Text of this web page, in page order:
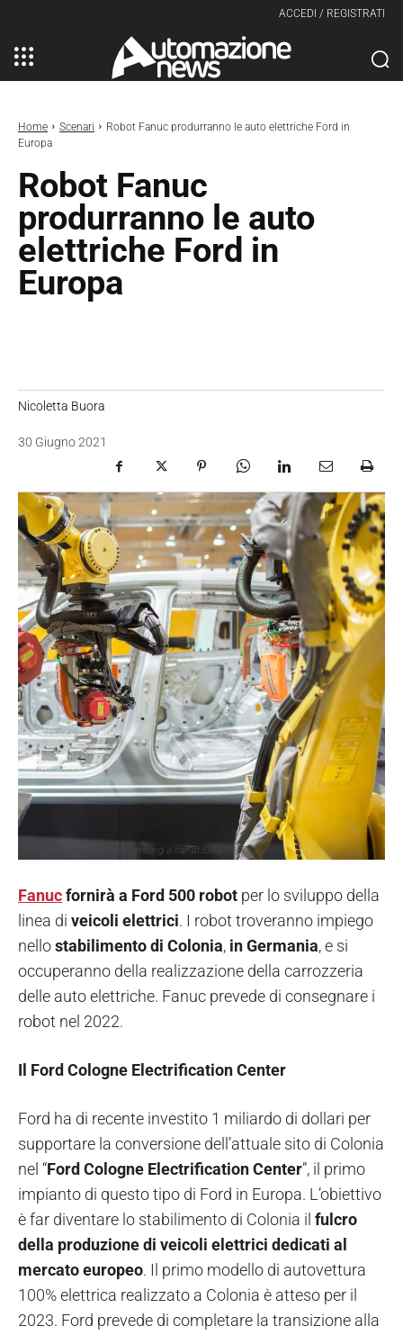
ACCEDI / REGISTRATI
Home Scenari
Robot Fanuc produrranno le auto elettriche Ford in
Europa
Robot Fanuc
produrranno le auto
elettriche Ford in
Europa
Nicoletta Buora
30 Giugno 2021
Image of two robots assembling a car at EMO 2017
Fanucfornirà a Ford 500 robot per lo sviluppo della
linea di veicoli elettrici. I robot troveranno impiego
nellostabilimento di Colonia, in Germania, e si
occuperanno della realizzazione della carrozzeria
delle auto elettriche. Fanuc prevede di consegnare i
robot nel 2022.
Il Ford Cologne Electrification Center
Ford ha di recente investito 1 miliardo di dollari per
supportare la conversione dell’attuale sito di Colonia
nel “Ford Cologne Electrification Center”, il primo
impianto di questo tipo di Ford in Europa. L’obiettivo
è far diventare lo stabilimento di Colonia il fulcro
della produzione di veicoli elettrici dedicati al
mercato europeo. Il primo modello di autovettura
100% elettrica realizzato a Colonia è atteso per il
2023. Ford prevede di completare la transizione alla